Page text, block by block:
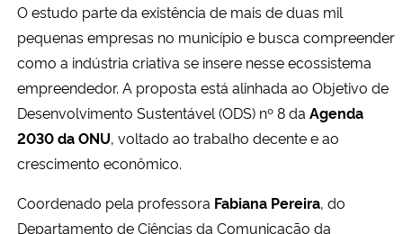
Advocacia-Geral da União
Banco Central do Brasil
Planalto
O estudo parte da existência de mais de duas mil
pequenas empresas no município e busca compreender
como a indústria criativa se insere nesse ecossistema
empreendedor. A proposta está alinhada ao Objetivo de
Desenvolvimento Sustentável (ODS) nº 8 da Agenda
2030 da ONU, voltado ao trabalho decente e ao
crescimento econômico.
Coordenado pela professora Fabiana Pereira, do
Departamento de Ciências da Comunicação da